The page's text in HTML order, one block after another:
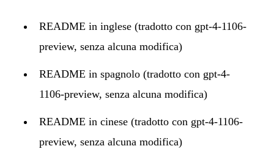
README in inglese (tradotto con gpt-4-1106-
preview, senza alcuna modifica)
README in spagnolo (tradotto con gpt-4-
1106-preview, senza alcuna modifica)
README in cinese (tradotto con gpt-4-1106-
preview, senza alcuna modifica)